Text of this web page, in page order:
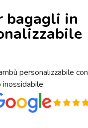
bagagli in
personalizzabile con
inossidabile.